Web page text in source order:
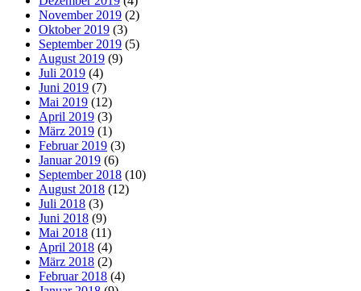
November 2019 (2)
Oktober 2019 (3)
September 2019 (5)
August 2019 (9)
Juli 2019 (4)
Juni 2019 (7)
Mai 2019 (12)
April 2019 (3)
März 2019 (1)
Februar 2019 (3)
Januar 2019 (6)
September 2018 (10)
August 2018 (12)
Juli 2018 (3)
Juni 2018 (9)
Mai 2018 (11)
April 2018 (4)
März 2018 (2)
Februar 2018 (4)